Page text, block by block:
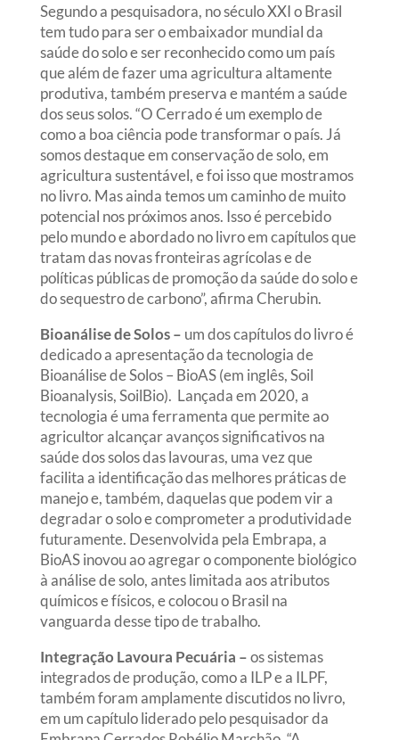
Segundo a pesquisadora, no século XXI o Brasil
tem tudo para ser o embaixador mundial da
saúde do solo e ser reconhecido como um país
que além de fazer uma agricultura altamente
produtiva, também preserva e mantém a saúde
dos seus solos. “O Cerrado é um exemplo de
como a boa ciência pode transformar o país. Já
somos destaque em conservação de solo, em
agricultura sustentável, e foi isso que mostramos
no livro. Mas ainda temos um caminho de muito
potencial nos próximos anos. Isso é percebido
pelo mundo e abordado no livro em capítulos que
tratam das novas fronteiras agrícolas e de
políticas públicas de promoção da saúde do solo e
do sequestro de carbono”, afirma Cherubin.
Bioanálise de Solos – um dos capítulos do livro é
dedicado a apresentação da tecnologia de
Bioanálise de Solos – BioAS (em inglês, Soil
Bioanalysis, SoilBio). Lançada em 2020, a
tecnologia é uma ferramenta que permite ao
agricultor alcançar avanços significativos na
saúde dos solos das lavouras, uma vez que
facilita a identificação das melhores práticas de
manejo e, também, daquelas que podem vir a
degradar o solo e comprometer a produtividade
futuramente. Desenvolvida pela Embrapa, a
BioAS inovou ao agregar o componente biológico
à análise de solo, antes limitada aos atributos
químicos e físicos, e colocou o Brasil na
vanguarda desse tipo de trabalho.
Integração Lavoura Pecuária –os sistemas
integrados de produção, como a ILP e a ILPF,
também foram amplamente discutidos no livro,
em um capítulo liderado pelo pesquisador da